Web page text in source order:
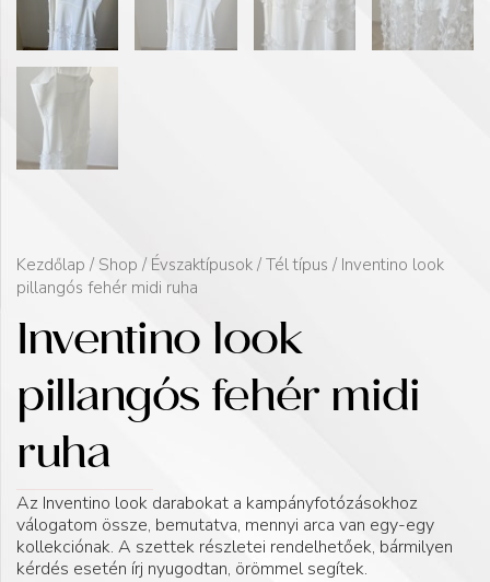
Kezdőlap / Shop / Évszaktípusok / Tél típus / Inventino look
pillangós fehér midi ruha
Inventino look
pillangós fehér midi
ruha
Az Inventino look darabokat a kampányfotózásokhoz
válogatom össze, bemutatva, mennyi arca van egy-egy
kollekciónak. A szettek részletei rendelhetőek, bármilyen
kérdés esetén írj nyugodtan, örömmel segítek.